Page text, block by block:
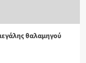
θαλαμηγού